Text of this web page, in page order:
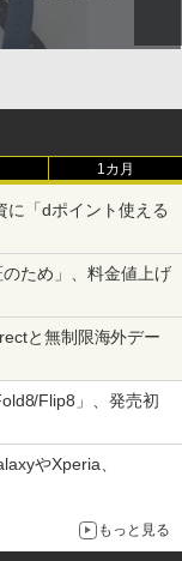
1カ月
に「dポイント使える
ため」、料金値上げ
と無制限海外デー
Flip8」、発売初
やXperia、
もっと見る